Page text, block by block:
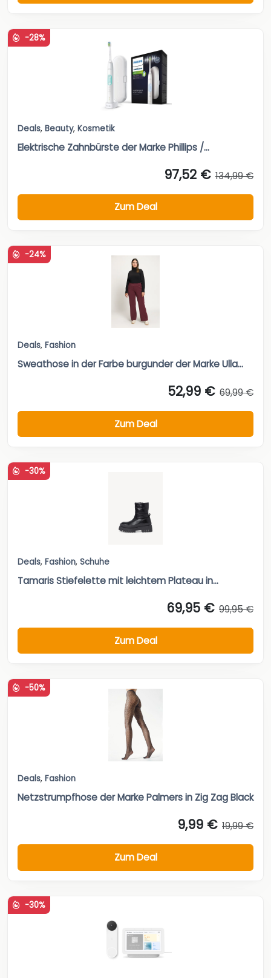
-28%
Deals, Beauty, Kosmetik
Elektrische Zahnbürste der Marke Phillips /...
97,52 € 134,99 €
Zum Deal
-24%
Deals, Fashion
Sweathose in der Farbe burgunder der Marke Ulla...
52,99 € 69,99 €
Zum Deal
-30%
Deals, Fashion, Schuhe
Tamaris Stiefelette mit leichtem Plateau in...
69,95 € 99,95 €
Zum Deal
-50%
Deals, Fashion
Netzstrumpfhose der Marke Palmers in Zig Zag Black
9,99 € 19,99 €
Zum Deal
-30%